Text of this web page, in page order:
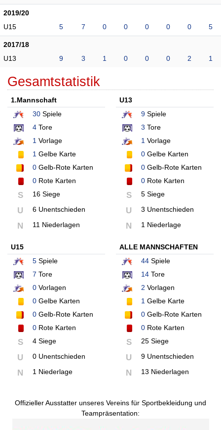
2019/20
U15
5 7 0 0 0 0 0 5
2017/18
U13
9 3 1 0 0 0 2 1
Gesamtstatistik
1.Mannschaft
30 Spiele
4 Tore
1 Vorlage
1 Gelbe Karte
0 Gelb-Rote Karten
0 Rote Karten
S 16 Siege
U 6 Unentschieden
N 11 Niederlagen
U13
9Spiele
3 Tore
1Vorlage
0Gelbe Karten
0Gelb-Rote Karten
0Rote Karten
S 5 Siege
U 3 Unentschieden
N 1 Niederlage
U15
5 Spiele
7 Tore
0 Vorlagen
0 Gelbe Karten
0 Gelb-Rote Karten
0 Rote Karten
S 4 Siege
U 0 Unentschieden
N 1 Niederlage
ALLE MANNSCHAFTEN
44Spiele
14Tore
2 Vorlagen
1Gelbe Karte
0Gelb-Rote Karten
0Rote Karten
S 25 Siege
U 9 Unentschieden
N 13 Niederlagen
Offizieller Ausstatter unseres Vereins für Sportbekleidung und
Teampräsentation: